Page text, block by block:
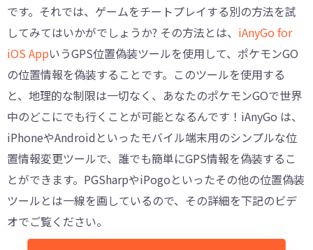
です。それでは、ゲームをチートプレイする別の方法を試
してみてはいかがでしょうか? その方法とは、 iAnyGo for
iOS AppいうGPS位置偽装ツールを使用して、ポケモンGO
の位置情報を偽装することです。このツールを使用する
と、地理的な制限は一切なく、あなたのポケモンGOで世界
中のどこにでも行くことが可能となるんです！iAnyGo は、
iPhoneやAndroidといったモバイル端末用のシンプルな位
置情報変更ツールで、誰でも簡単にGPS情報を偽装するこ
とができます。PGSharpやiPogoといったその他の位置偽装
ツールとは一線を画しているので、その詳細を下記のビデ
オでご覧ください。